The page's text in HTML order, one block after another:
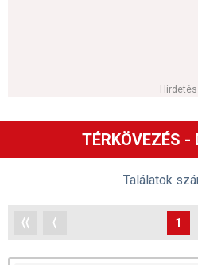
Hirdetés
TÉRKÖVEZÉS -
Találatok
⟨⟨ ⟨ 1